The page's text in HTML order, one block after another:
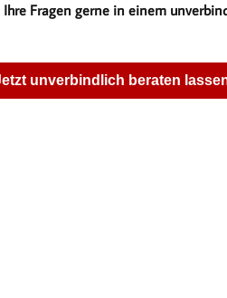
Fragen gerne in einem
unverbindlich beraten